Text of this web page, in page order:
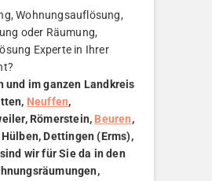
Wohnungsauflösung,
oder Räumung,
Experte in Ihrer
und im ganzen Landkreis
Neuffen,
Römerstein, Beuren,
Dettingen (Erms),
wir für Sie da in den